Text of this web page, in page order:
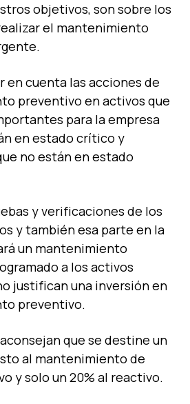
objetivos, son sobre los
el mantenimiento
en cuenta las acciones de
preventivo en activos que
para la empresa
en estado crítico y
no están en estado
y verificaciones de los
y también esa parte en la
un mantenimiento
a los activos
justifican una inversión en
preventivo.
que se destine un
al mantenimiento de
y solo un 20% al reactivo.